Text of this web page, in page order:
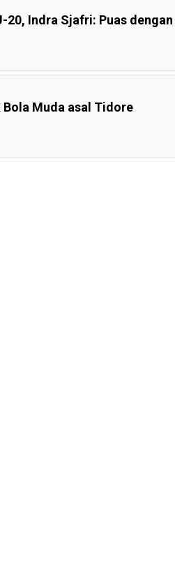
20, Indra Sjafri: Puas dengan
Bola Muda asal Tidore